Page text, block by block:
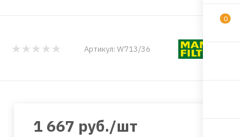
Артикул: W713/36
1 667 руб./шт
0